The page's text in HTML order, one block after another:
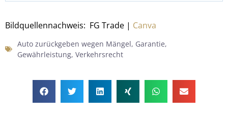
Bildquellennachweis: FG Trade | Canva
Auto zurückgeben wegen Mängel, Garantie,
Gewährleistung, Verkehrsrecht